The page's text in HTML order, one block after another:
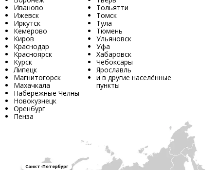
Иваново
Ижевск
Иркутск
Кемерово
Киров
Краснодар
Красноярск
Курск
Липецк
Магнитогорск
Махачкала
Набережные Челны
Новокузнецк
Оренбург
Пенза
Тольятти
Томск
Тула
Тюмень
Ульяновск
Уфа
Хабаровск
Чебоксары
Ярославль
и в другие населённые
пункты
Санкт-Петербург